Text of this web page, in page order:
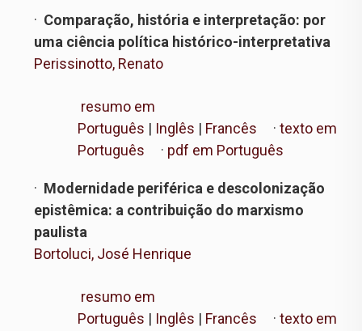
· Comparação, história e interpretação: por
uma ciência política histórico-interpretativa
Perissinotto, Renato
resumo em
Português | Inglês | Francês · texto em
Português · pdf em Português
· Modernidade periférica e descolonização
epistêmica: a contribuição do marxismo
paulista
Bortoluci, José Henrique
resumo em
Português | Inglês | Francês · texto em